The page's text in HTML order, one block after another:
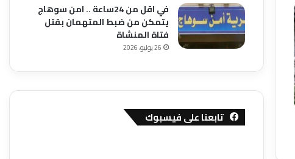
في اقل من 24ساعة .. امن سوهاج
يتمكن من ضبط المتهمان بقتل
فتاة المنشاة
26 يوليو، 2026
تابعنا على فيسبوك